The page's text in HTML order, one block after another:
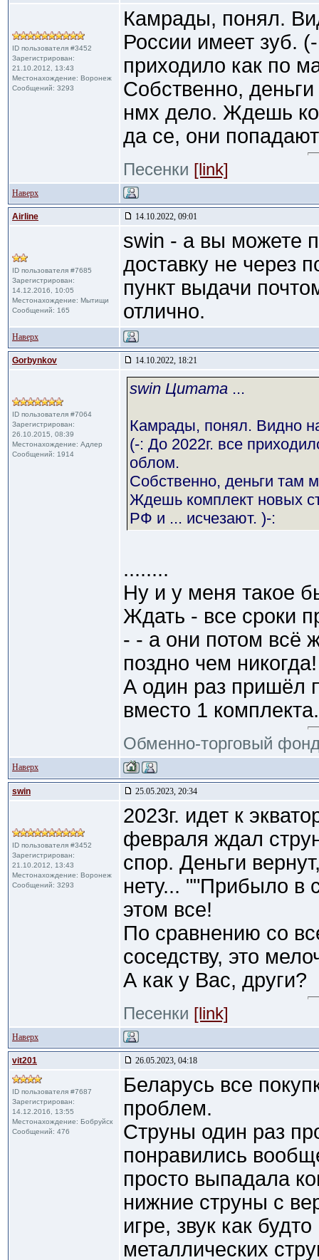
ID пользователя #3452
Зарегистрирован:
21.10.2012, 13:43
Местонахождение: Воронеж
Сообщений: 3293
Камрады, понял.
России имеет зуб.
приходило как по
Собственно,
нмх дело. Ждешь
да се, они
Песенки [link]
Наверх
Airline 14.10.2022, 09:01
ID пользователя #7685
Зарегистрирован:
14.12.2016, 10:05
Местонахождение: Мытищи
Сообщений: 165
swin - а вы можете
доставку не через
пункт выдачи
отлично.
Наверх
Gorbynkov 14.10.2022, 18:21
ID пользователя #7064
Зарегистрирован:
26.10.2015, 08:39
Местонахождение: Адлер
Сообщений: 1914
swin Цитата ...
Камрады, понял. Видно
(-: До 2022г. все
облом.
Собственно, деньги там
Ждешь комплект новых
РФ и ... исчезают. )-:
........
Ну и у меня такое
Ждать - все сроки
- - а они потом всё
поздно чем никогда!
А один раз пришёл
вместо 1
Обменно-торговый
Наверх
swin 25.05.2023, 20:34
ID пользователя #3452
Зарегистрирован:
21.10.2012, 13:43
Местонахождение: Воронеж
Сообщений: 3293
2023г. идет к
февраля ждал
спор. Деньги
нету... ""Прибыло в
этом все!
По сравнению со
соседству, это
А как у Вас, други?
Песенки [link]
Наверх
vit201 26.05.2023, 04:18
ID пользователя #7687
Зарегистрирован:
14.12.2016, 13:55
Местонахождение: Бобруйск
Сообщений: 476
Беларусь все
проблем.
Струны один раз
понравились
просто выпадала
нижние струны с
игре, звук как
металлических